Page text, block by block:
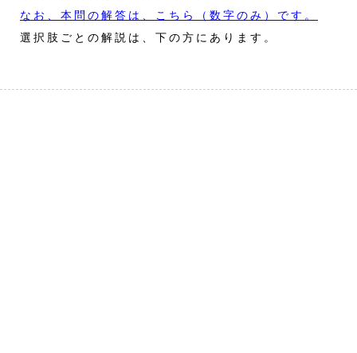
なお、本問の解答は、こちら（数字のみ）です。
選択肢ごとの解説は、下の方にあります。